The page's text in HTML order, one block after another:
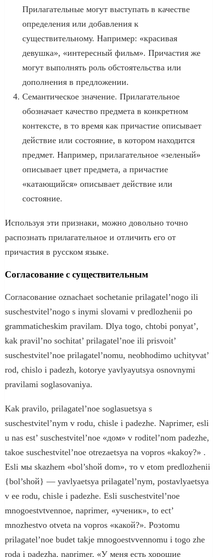
Прилагательные могут выступать в качестве
определения или добавления к
существительному. Например: «красивая
девушка», «интересный фильм». Причастия же
могут выполнять роль обстоятельства или
дополнения в предложении.
Семантическое значение. Прилагательное
обозначает качество предмета в конкретном
контексте, в то время как причастие описывает
действие или состояние, в котором находится
предмет. Например, прилагательное «зеленый»
описывает цвет предмета, а причастие
«катающийся» описывает действие или
состояние.
Используя эти признаки, можно довольно точно
распознать прилагательное и отличить его от
причастия в русском языке.
Согласование с существительным
Согласование оznachaet sochetanie prilagatel’nogo ili
suschestvitel’nogo s inymi slovami v predlozhenii po
grammaticheskim pravilam. Dlya togo, chtobi ponyat’,
kak pravil’no sochitat’ prilagatel’noe ili prisvoit’
suschestvitel’noe prilagatel’nomu, neobhodimo uchityvat’
rod, chislo i padezh, kotorye yavlyayutsya osnovnymi
pravilami soglasovaniya.
Kak pravilo, prilagatel’noe soglasuetsya s
suschestvitel’nym v rodu, chisle i padezhe. Naprimer, esli
u nas est’ suschestvitel’noe «дом» v roditel’nom padezhe,
takoe suschestvitel’noe otrezaetsya na vopros «kakoy?» .
Esli мы skazhem «bol’shoй dom», то v etom predlozhenii
{bol’shoй} — yavlyaetsya prilagatel’nym, postavlyaetsya
v ee rodu, chisle i padezhe. Esli suschestvitel’noe
mnogoestvtvennoe, naprimer, «ученик», to есt’
mnozhestvo otveta na vopros «какой?». Poэtomu
prilagatel’noe budet takje mnogoestvvennomu i togo zhe
roda i padezha, naprimer, «У меня есть хорошие